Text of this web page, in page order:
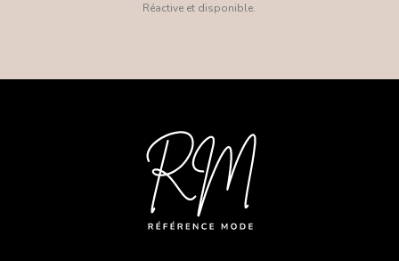
Réactive et disponible.